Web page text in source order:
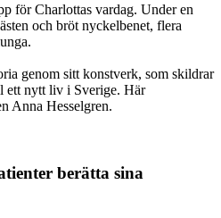
för Charlottas vardag. Under en
och bröt nyckelbenet, flera
berätta sina